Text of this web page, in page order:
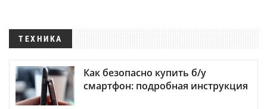
ТЕХНИКА
Как безопасно купить б/у
смартфон: подробная инструкция